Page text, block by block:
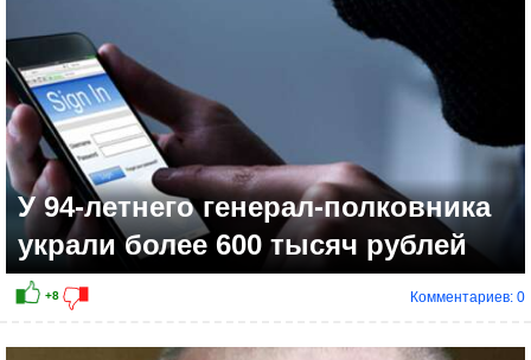
У 94-летнего генерал-полковника
украли более 600 тысяч рублей
Комментариев: 0